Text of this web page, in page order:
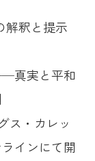
解釈と提示
真実と平和
ス・カレッ
インにて開